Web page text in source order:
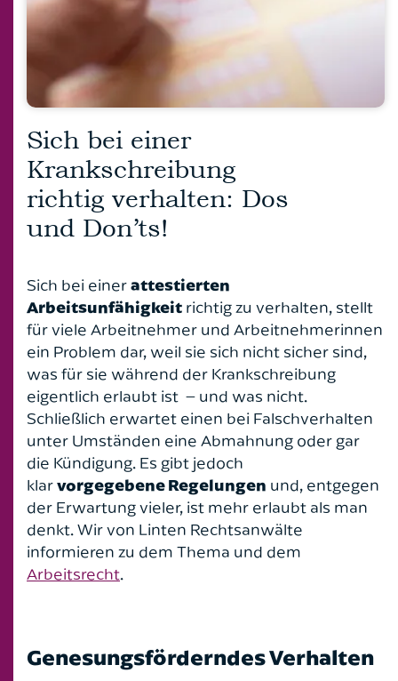
Florian Linten
Roland Rautenberger
Florian von der Burg
Friederike Pohl
Stefan Windscheif
Architektenrecht
Autokaufrecht
Bankrecht
Baurecht
Erbrecht
Familienrecht
Gesellschaftsrecht
Grundstücksrecht
Handelsrecht
Kaufrecht
Leasingrecht
Medizinrecht
Nachbarrecht
Patientenverfügung, Vorsorgevollmacht und
Betreuungsverfügung
7 Fragen & Antworten zum Thema
Familienrecht
Verkehrs- und Ordnungswidrigkeitenrecht
Vier Fragen zum Scheidungstermin
Wissenswertes zur Abmahnung
Sich bei einer
Krankschreibung
richtig verhalten: Dos
und Don’ts!
Sich bei einerattestierten
Arbeitsunfähigkeit richtig zu verhalten, stellt
für viele Arbeitnehmer und Arbeitnehmerinnen
ein Problem dar, weil sie sich nicht sicher sind,
was für sie während der Krankschreibung
eigentlich erlaubt ist – und was nicht.
Schließlich erwartet einen bei Falschverhalten
unter Umständen eine Abmahnung oder gar
die Kündigung. Es gibt jedoch
klarvorgegebene Regelungen und, entgegen
der Erwartung vieler, ist mehr erlaubt als man
denkt. Wir von Linten Rechtsanwälte
informieren zu dem Thema und dem
Arbeitsrecht.
Genesungsförderndes Verhalten
Ich bin bereits Mandant*in
Ich bin noch kein Mandant*in